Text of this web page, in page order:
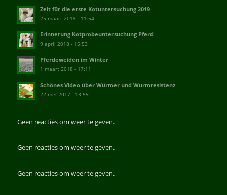
Zeit für die erste Kotuntersuchung 2019
25 maart 2019 - 11:54
Erinnerung Kotprobeuntersuchung Pferd
9 april 2018 - 15:53
Pferdeweiden im Winter
1 maart 2018 - 17:11
Schönes Video über Würmer und Wurmresistenz
22 mei 2017 - 13:59
Geen reacties om weer te geven.
Geen reacties om weer te geven.
Geen reacties om weer te geven.